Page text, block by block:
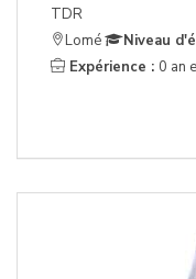
TDR
Lomé
Niveau
Expérience : 0 an